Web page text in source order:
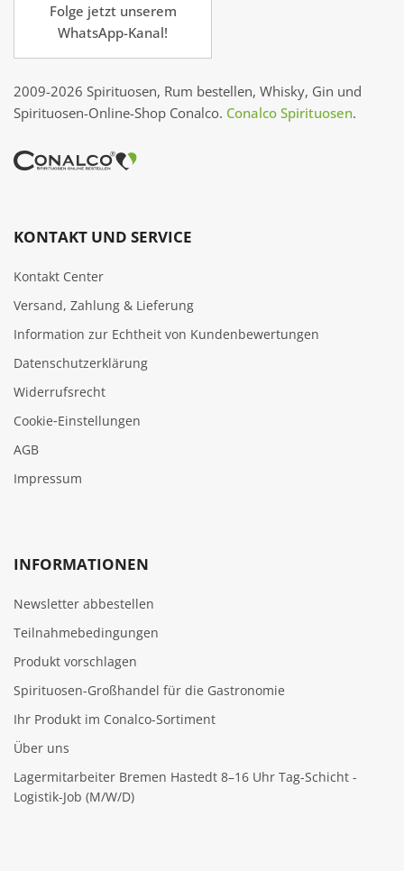
Folge jetzt unserem
WhatsApp-Kanal!
2009-2026 Spirituosen, Rum bestellen, Whisky, Gin und
Spirituosen-Online-Shop Conalco. Conalco Spirituosen.
KONTAKT UND SERVICE
Kontakt Center
Versand, Zahlung & Lieferung
Information zur Echtheit von Kundenbewertungen
Datenschutzerklärung
Widerrufsrecht
Cookie‑Einstellungen
AGB
Impressum
INFORMATIONEN
Newsletter abbestellen
Teilnahmebedingungen
Produkt vorschlagen
Spirituosen-Großhandel für die Gastronomie
Ihr Produkt im Conalco-Sortiment
Über uns
Lagermitarbeiter Bremen Hastedt 8–16 Uhr Tag-Schicht -
Logistik-Job (M/W/D)